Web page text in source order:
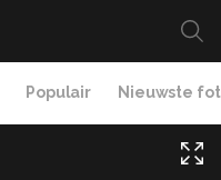
Populair Nieuwste